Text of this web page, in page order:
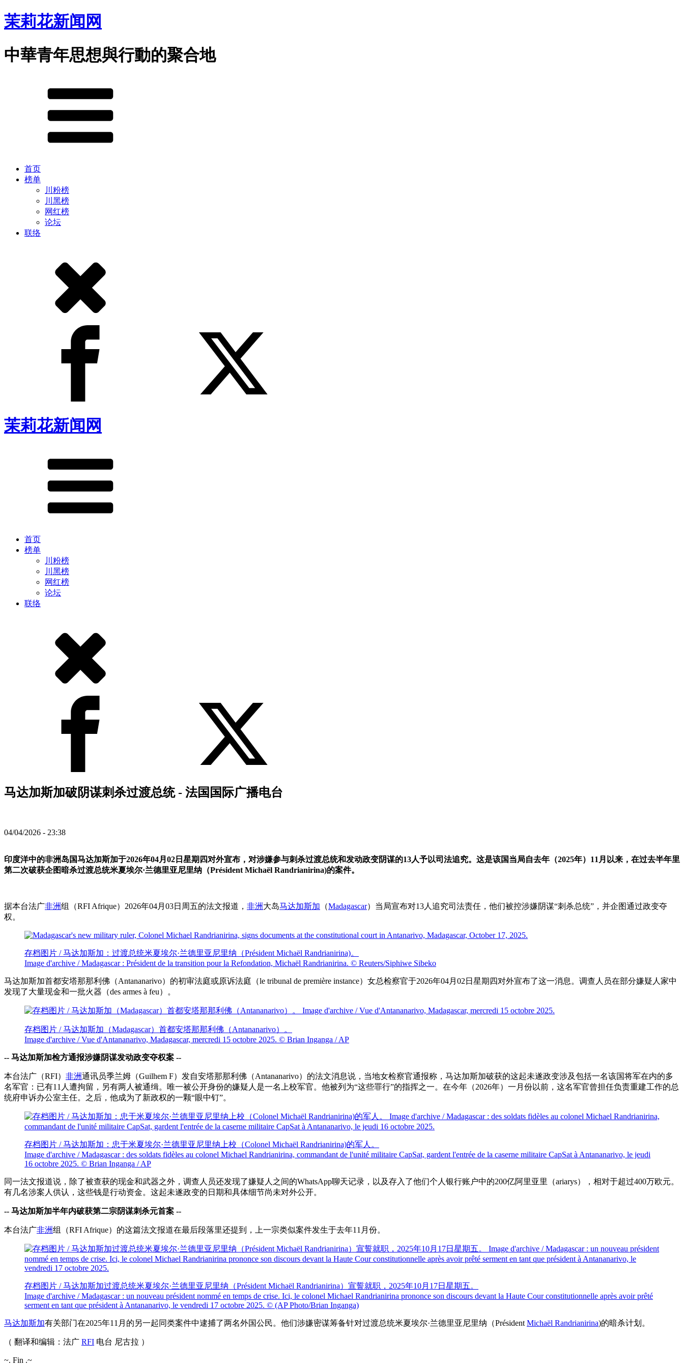
茉莉花新闻网
中華青年思想與行動的聚合地
首页
榜单
川粉榜
川黑榜
网红榜
论坛
联络
茉莉花新闻网
首页
榜单
川粉榜
川黑榜
网红榜
论坛
联络
马达加斯加破阴谋刺杀过渡总统 - 法国国际广播电台
04/04/2026 - 23:38
印度洋中的非洲岛国马达加斯加于2026年04月02日星期四对外宣布，对涉嫌参与刺杀过渡总统和发动政变阴谋的13人予以司法追究。这是该国当局自去年（2025年）11月以来，在过去半年里
第二次破获企图暗杀过渡总统米夏埃尔·兰德里亚尼里纳（Président Michaël Randrianirina)的案件。
据本台法广非洲组（RFI Afrique）2026年04月03日周五的法文报道， 非洲 大岛马达加斯加 （Madagascar）当局宣布对13人追究司法责任，他们被控涉嫌阴谋“刺杀总统”，并企图通过政变夺
权。
存档图片 / 马达加斯加：过渡总统米夏埃尔·兰德里亚尼里纳（Président Michaël Randrianirina)。
Image d'archive / Madagascar : Président de la transition pour la Refondation, Michaël Randrianirina. © Reuters/Siphiwe Sibeko
马达加斯加首都安塔那那利佛（Antananarivo）的初审法庭或原诉法庭（le tribunal de première instance）女总检察官于2026年04月02日星期四对外宣布了这一消息。调查人员在部分嫌疑人家中
发现了大量现金和一批火器（des armes à feu）。
存档图片 / 马达加斯加（Madagascar）首都安塔那那利佛（Antananarivo）。
Image d'archive / Vue d'Antananarivo, Madagascar, mercredi 15 octobre 2025. © Brian Inganga / AP
-- 马达加斯加检方通报涉嫌阴谋发动政变夺权案 --
本台法广（RFI） 非洲通讯员季兰姆（Guilhem F）发自安塔那那利佛（Antananarivo）的法文消息说，当地女检察官通报称，马达加斯加破获的这起未遂政变涉及包括一名该国将军在内的多
名军官：已有11人遭拘留，另有两人被通缉。唯一被公开身份的嫌疑人是一名上校军官。他被列为“这些罪行”的指挥之一。在今年（2026年）一月份以前，这名军官曾担任负责重建工作的总
统府申诉办公室主任。之后，他成为了新政权的一颗“眼中钉”。
存档图片 / 马达加斯加：忠于米夏埃尔·兰德里亚尼里纳上校（Colonel Michaël Randrianirina)的军人。
Image d'archive / Madagascar : des soldats fidèles au colonel Michael Randrianirina, commandant de l'unité militaire CapSat, gardent l'entrée de la caserne militaire CapSat à Antananarivo, le jeudi
16 octobre 2025. © Brian Inganga / AP
同一法文报道说，除了被查获的现金和武器之外，调查人员还发现了嫌疑人之间的WhatsApp聊天记录，以及存入了他们个人银行账户中的200亿阿里亚里（ariarys），相对于超过400万欧元。
有几名涉案人供认，这些钱是行动资金。这起未遂政变的日期和具体细节尚未对外公开。
-- 马达加斯加半年内破获第二宗阴谋刺杀元首案 --
本台法广非洲组（RFI Afrique）的这篇法文报道在最后段落里还提到，上一宗类似案件发生于去年11月份。
存档图片 / 马达加斯加过渡总统米夏埃尔·兰德里亚尼里纳（Président Michaël Randrianirina）宣誓就职，2025年10月17日星期五。
Image d'archive / Madagascar : un nouveau président nommé en temps de crise. Ici, le colonel Michael Randrianirina prononce son discours devant la Haute Cour constitutionnelle après avoir prêté
serment en tant que président à Antananarivo, le vendredi 17 octobre 2025. © (AP Photo/Brian Inganga)
马达加斯加有关部门在2025年11月的另一起同类案件中逮捕了两名外国公民。他们涉嫌密谋筹备针对过渡总统米夏埃尔·兰德里亚尼里纳（Président Michaël Randrianirina)的暗杀计划。
（ 翻译和编辑：法广 RFI 电台 尼古拉 ）
~. Fin .~